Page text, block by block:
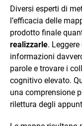
Diversi esperti di
l’efficacia delle
prodotto finale
realizzarle.
informazioni
parole e trovare i
cognitivo elevato.
una comprensione
rilettura degli